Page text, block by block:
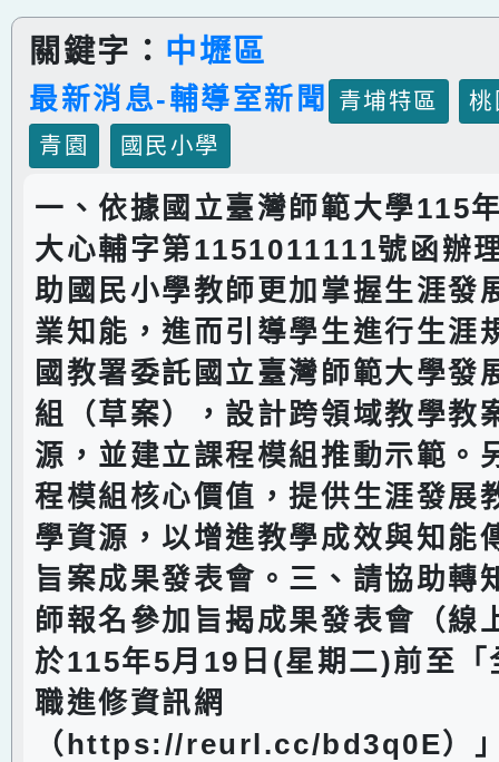
關鍵字： 中壢區
最新消息-輔導室新聞 青埔特區
青園
國民小學
一、依據國立臺灣師範大學115
大心輔字第1151011111號函辦
助國民小學教師更加掌握生涯發
業知能，進而引導學生進行生涯
國教署委託國立臺灣師範大學發
組（草案），設計跨領域教學教
源，並建立課程模組推動示範。
程模組核心價值，提供生涯發展
學資源，以增進教學成效與知能
旨案成果發表會。三、請協助轉
師報名參加旨揭成果發表會（線
於115年5月19日(星期二)前至「
職進修資訊網
（https://reurl.cc/bd3q0E）